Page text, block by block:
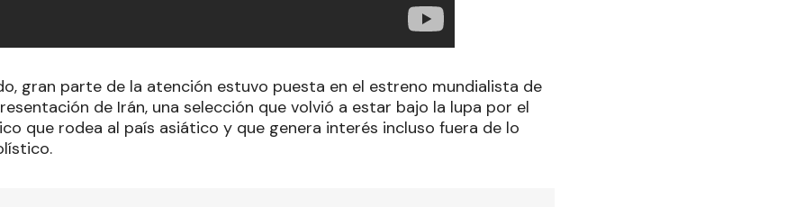
gran parte de la atención estuvo puesta en el estreno mundialista de
de Irán, una selección que volvió a estar bajo la lupa por el
que rodea al país asiático y que genera interés incluso fuera de lo